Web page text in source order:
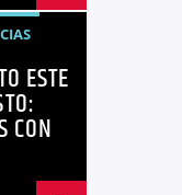
ESTE
CON